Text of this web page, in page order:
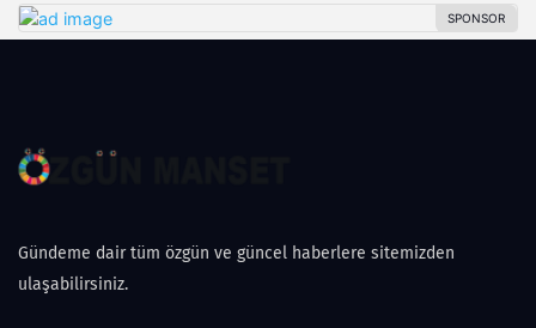
Gündeme dair tüm özgün ve güncel haberlere sitemizden
ulaşabilirsiniz.